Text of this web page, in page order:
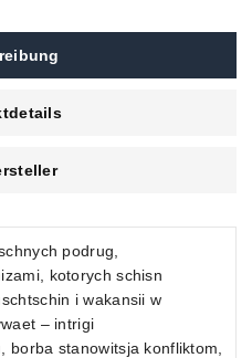
podrug,
kotorych schisn
i wakansii w
– intrigi
borba stanowitsja konfliktom,